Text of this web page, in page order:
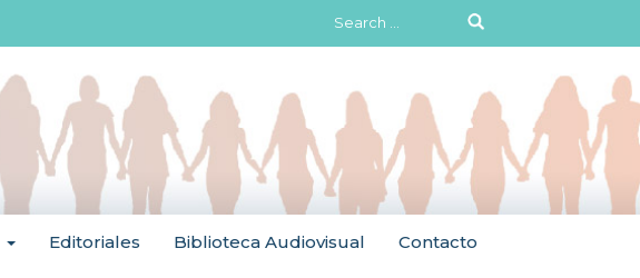
Search
for:
Editoriales Biblioteca Audiovisual Contacto